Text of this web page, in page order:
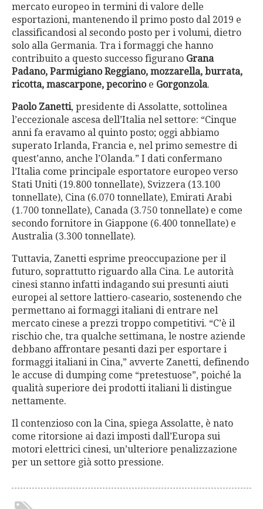
mercato europeo in termini di valore delle
esportazioni, mantenendo il primo posto dal 2019 e
classificandosi al secondo posto per i volumi, dietro
solo alla Germania. Tra i formaggi che hanno
contribuito a questo successo figurano Grana
Padano, Parmigiano Reggiano, mozzarella, burrata,
ricotta, mascarpone, pecorinoe Gorgonzola.
Paolo Zanetti, presidente di Assolatte, sottolinea
l’eccezionale ascesa dell’Italia nel settore: “Cinque
anni fa eravamo al quinto posto; oggi abbiamo
superato Irlanda, Francia e, nel primo semestre di
quest’anno, anche l’Olanda.” I dati confermano
l’Italia come principale esportatore europeo verso
Stati Uniti (19.800 tonnellate), Svizzera (13.100
tonnellate), Cina (6.070 tonnellate), Emirati Arabi
(1.700 tonnellate), Canada (3.750 tonnellate) e come
secondo fornitore in Giappone (6.400 tonnellate) e
Australia (3.300 tonnellate).
Tuttavia, Zanetti esprime preoccupazione per il
futuro, soprattutto riguardo alla Cina. Le autorità
cinesi stanno infatti indagando sui presunti aiuti
europei al settore lattiero-caseario, sostenendo che
permettano ai formaggi italiani di entrare nel
mercato cinese a prezzi troppo competitivi. “C’è il
rischio che, tra qualche settimana, le nostre aziende
debbano affrontare pesanti dazi per esportare i
formaggi italiani in Cina,” avverte Zanetti, definendo
le accuse di dumping come “pretestuose”, poiché la
qualità superiore dei prodotti italiani li distingue
nettamente.
Il contenzioso con la Cina, spiega Assolatte, è nato
come ritorsione ai dazi imposti dall’Europa sui
motori elettrici cinesi, un’ulteriore penalizzazione
per un settore già sotto pressione.